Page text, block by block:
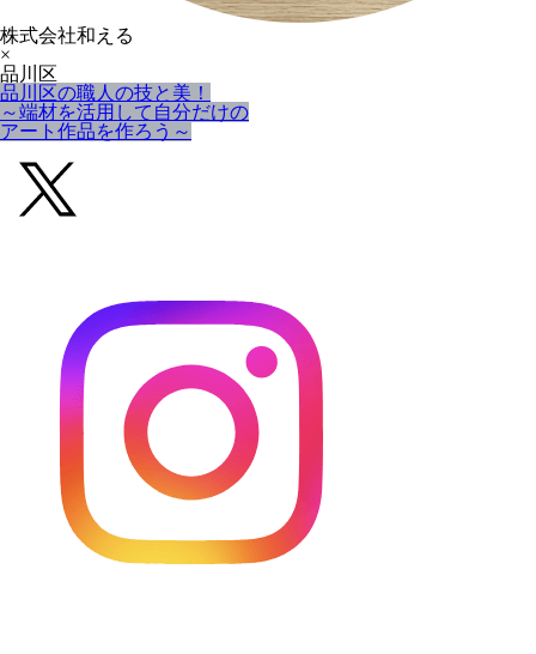
株式会社和える
×
品川区
品川区の職人の技と美！
～端材を活用して自分だけの
アート作品を作ろう～